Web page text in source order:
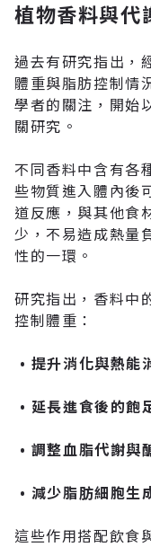
植物香料與代
過去有研究指出，
體重與脂肪控制情
學者的關注，開始
關研究。
不同香料中含有各
些物質進入體內後
道反應，與其他食
少，不易造成熱量
性的一環。
研究指出，香料中
控制體重：
• 提升消化與熱能
• 延長進食後的飽
• 調整血脂代謝與
• 減少脂肪細胞生
這些作用搭配飲食